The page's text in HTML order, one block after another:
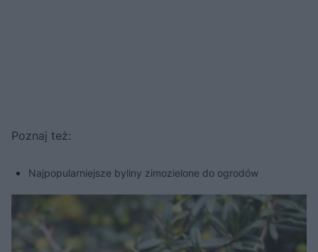
Poznaj też:
Najpopularniejsze byliny zimozielone do ogrodów